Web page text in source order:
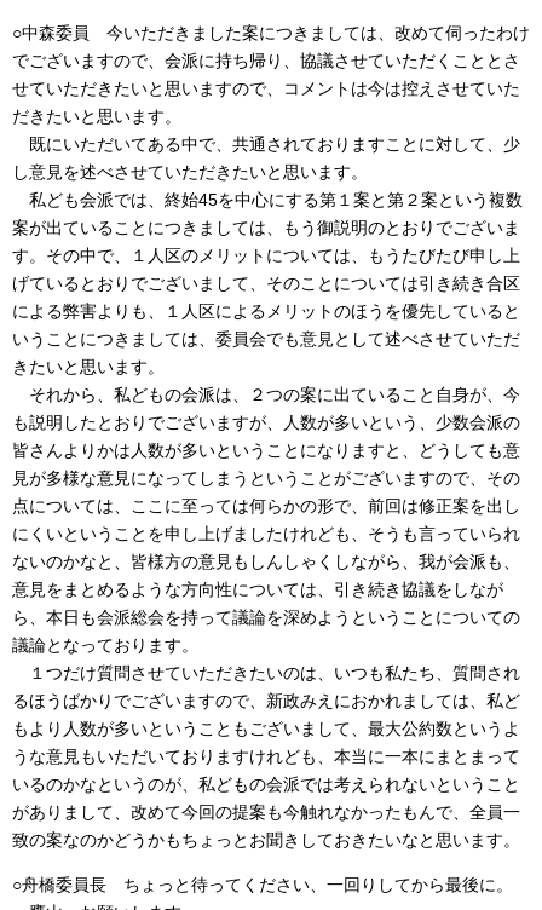
○中森委員 今いただきました案につきましては、改めて伺ったわけ
でございますので、会派に持ち帰り、協議させていただくこととさ
せていただきたいと思いますので、コメントは今は控えさせていた
だきたいと思います。
既にいただいてある中で、共通されておりますことに対して、少
し意見を述べさせていただきたいと思います。
私ども会派では、終始45を中心にする第１案と第２案という複数
案が出ていることにつきましては、もう御説明のとおりでございま
す。その中で、１人区のメリットについては、もうたびたび申し上
げているとおりでございまして、そのことについては引き続き合区
による弊害よりも、１人区によるメリットのほうを優先していると
いうことにつきましては、委員会でも意見として述べさせていただ
きたいと思います。
それから、私どもの会派は、２つの案に出ていること自身が、今
も説明したとおりでございますが、人数が多いという、少数会派の
皆さんよりかは人数が多いということになりますと、どうしても意
見が多様な意見になってしまうということがございますので、その
点については、ここに至っては何らかの形で、前回は修正案を出し
にくいということを申し上げましたけれども、そうも言っていられ
ないのかなと、皆様方の意見もしんしゃくしながら、我が会派も、
意見をまとめるような方向性については、引き続き協議をしなが
ら、本日も会派総会を持って議論を深めようということについての
議論となっております。
１つだけ質問させていただきたいのは、いつも私たち、質問され
るほうばかりでございますので、新政みえにおかれましては、私ど
もより人数が多いということもございまして、最大公約数というよ
うな意見もいただいておりますけれども、本当に一本にまとまって
いるのかなというのが、私どもの会派では考えられないということ
がありまして、改めて今回の提案も今触れなかったもんで、全員一
致の案なのかどうかもちょっとお聞きしておきたいなと思います。
○舟橋委員長 ちょっと待ってください、一回りしてから最後に。